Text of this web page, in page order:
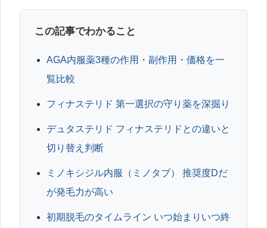
この記事でわかること
AGA内服薬3種の作用・副作用・価格を一
覧比較
フィナステリド 第一選択の守り薬を深掘り
デュタステリド フィナステリドとの違いと
切り替え判断
ミノキシジル内服（ミノタブ） 推奨度Dだ
が発毛力が高い
初期脱毛のタイムライン いつ始まりいつ終